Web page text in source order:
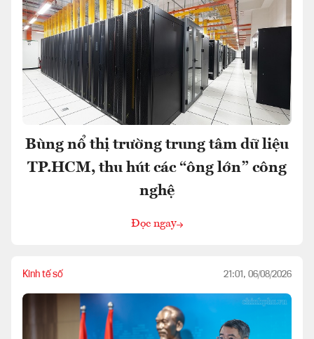
Bùng nổ thị trường trung tâm dữ liệu
TP.HCM, thu hút các “ông lớn” công
nghệ
Đọc ngay
Kinh tế số 21:01, 06/08/2026